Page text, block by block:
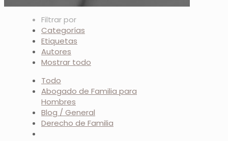
Filtrar por
Categorías
Etiquetas
Autores
Mostrar todo
Todo
Abogado de Familia para
Hombres
Blog / General
Derecho de Familia